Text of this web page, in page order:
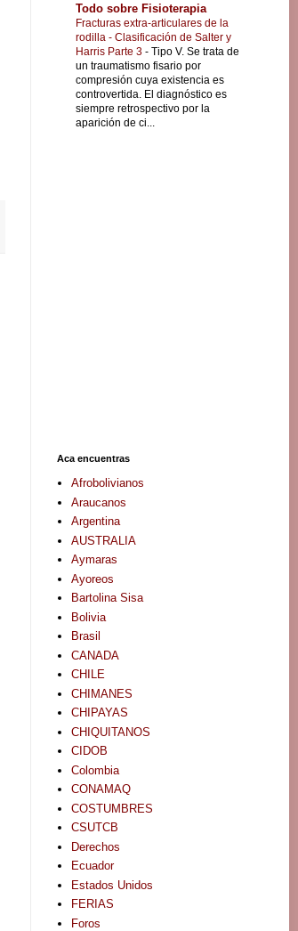
Todo sobre Fisioterapia
Fracturas extra-articulares de la
rodilla - Clasificación de Salter y
Harris Parte 3 - Tipo V. Se trata de
un traumatismo fisario por
compresión cuya existencia es
controvertida. El diagnóstico es
siempre retrospectivo por la
aparición de ci...
Aca encuentras
Afrobolivianos
Araucanos
Argentina
AUSTRALIA
Aymaras
Ayoreos
Bartolina Sisa
Bolivia
Brasil
CANADA
CHILE
CHIMANES
CHIPAYAS
CHIQUITANOS
CIDOB
Colombia
CONAMAQ
COSTUMBRES
CSUTCB
Derechos
Ecuador
Estados Unidos
FERIAS
Foros